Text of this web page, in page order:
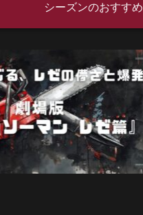
シーズンのおすすめ